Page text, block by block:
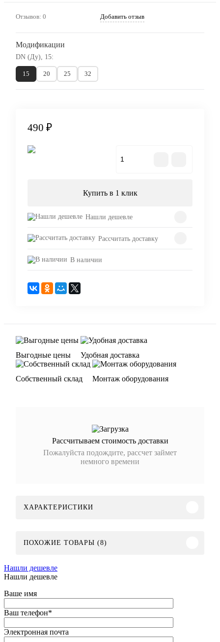
Отзывов: 0 Добавить отзыв
Модификации
DN (Ду), 15:
15 20 25 32
490 ₽
Купить в 1 клик
Нашли дешевле
Рассчитать доставку
В наличии
Выгодные цены Удобная доставка
Собственный склад Монтаж оборудования
Рассчитываем стоимость доставки
Пожалуйста подождите, рассчет займет
немного времени
ХАРАКТЕРИСТИКИ
ПОХОЖИЕ ТОВАРЫ (8)
Нашли дешевле
Нашли дешевле
Ваше имя
Ваш телефон*
Электронная почта